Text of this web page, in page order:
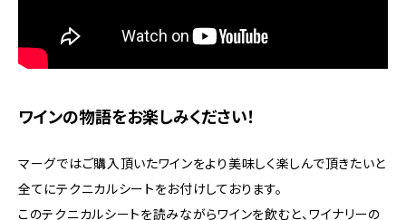
ワインの物語をお楽しみください！
マーグではご購入頂いたワインをより美味しく楽しんで頂きたいと
全てにテクニカルシートをお付けしております。
このテクニカルシートを読みながらワインを飲むと、ワイナリーの